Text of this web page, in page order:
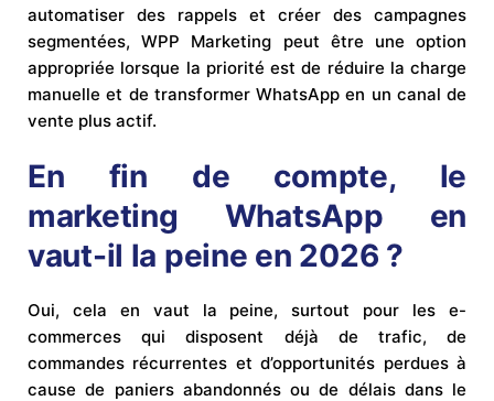
automatiser des rappels et créer des campagnes
segmentées, WPP Marketing peut être une option
appropriée lorsque la priorité est de réduire la charge
manuelle et de transformer WhatsApp en un canal de
vente plus actif.
En fin de compte, le
marketing WhatsApp en
vaut-il la peine en 2026 ?
Oui, cela en vaut la peine, surtout pour les e-
commerces qui disposent déjà de trafic, de
commandes récurrentes et d’opportunités perdues à
cause de paniers abandonnés ou de délais dans le